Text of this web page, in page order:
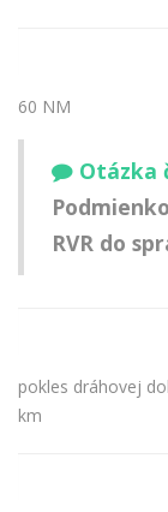
60 NM
Otázka
RVR do
pokles dráhovej
km